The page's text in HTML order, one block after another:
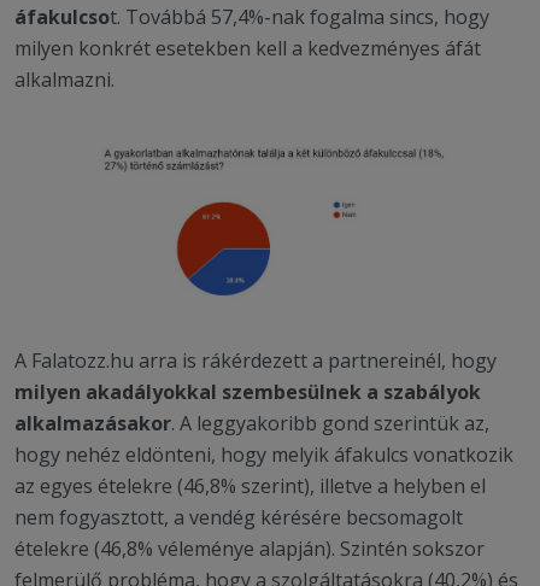
áfakulcsot. Továbbá 57,4%-nak fogalma sincs, hogy
milyen konkrét esetekben kell a kedvezményes áfát
alkalmazni.
A Falatozz.hu arra is rákérdezett a partnereinél, hogy
milyen akadályokkal szembesülnek a szabályok
alkalmazásakor. A leggyakoribb gond szerintük az,
hogy nehéz eldönteni, hogy melyik áfakulcs vonatkozik
az egyes ételekre (46,8% szerint), illetve a helyben el
nem fogyasztott, a vendég kérésére becsomagolt
ételekre (46,8% véleménye alapján). Szintén sokszor
felmerülő probléma, hogy a szolgáltatásokra (40,2%) és